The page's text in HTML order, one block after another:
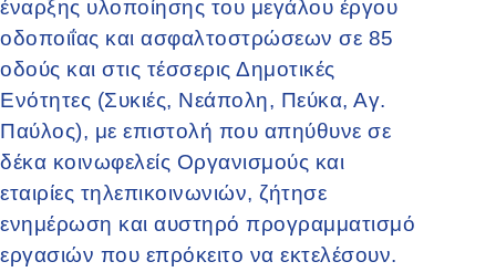
έναρξης υλοποίησης του μεγάλου έργου
οδοποιΐας και ασφαλτοστρώσεων σε 85
οδούς και στις τέσσερις Δημοτικές
Ενότητες (Συκιές, Νεάπολη, Πεύκα, Αγ.
Παύλος), με επιστολή που απηύθυνε σε
δέκα κοινωφελείς Οργανισμούς και
εταιρίες τηλεπικοινωνιών, ζήτησε
ενημέρωση και αυστηρό προγραμματισμό
εργασιών που επρόκειτο να εκτελέσουν.